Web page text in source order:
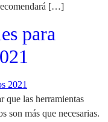
[…]
para
que las herramientas
son más que necesarias.